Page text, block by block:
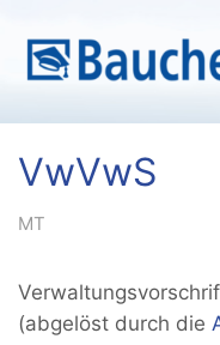
VwVwS
MT
(abgelöst durch die